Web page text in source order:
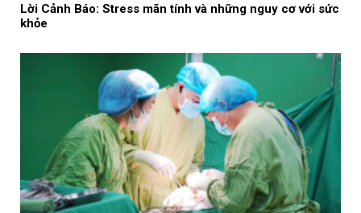
Lời Cảnh Báo: Stress mãn tính và những nguy cơ với sức
khỏe